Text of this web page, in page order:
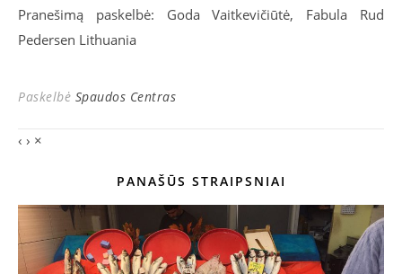
Pranešimą paskelbė: Goda Vaitkevičiūtė, Fabula Rud
Pedersen Lithuania
Paskelbė Spaudos Centras
‹ › ×
PANAŠŪS STRAIPSNIAI